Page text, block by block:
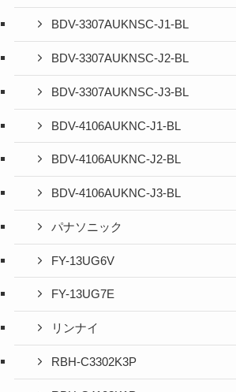
BDV-3307AUKNSC-J1-BL
BDV-3307AUKNSC-J2-BL
BDV-3307AUKNSC-J3-BL
BDV-4106AUKNC-J1-BL
BDV-4106AUKNC-J2-BL
BDV-4106AUKNC-J3-BL
パナソニック
FY-13UG6V
FY-13UG7E
リンナイ
RBH-C3302K3P